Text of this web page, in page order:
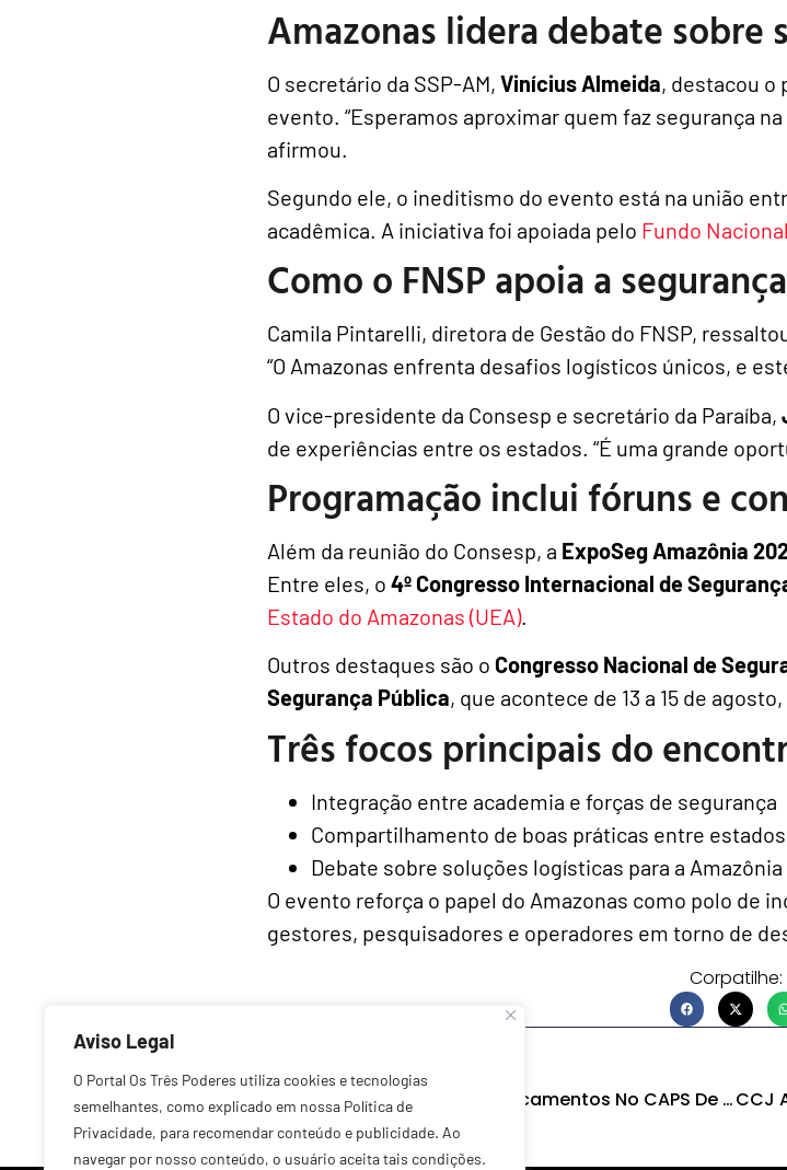
Aviso Legal
O Portal Os Três Poderes utiliza cookies e tecnologias
semelhantes, como explicado em nossa Política de
Privacidade, para recomendar conteúdo e publicidade. Ao
navegar por nosso conteúdo, o usuário aceita tais condições.
Amazonas lidera debate sobre
O secretário da SSP-AM, Vinícius Almeida, destacou o
evento. “Esperamos aproximar quem faz segurança
afirmou.
Segundo ele, o ineditismo do evento está na união
acadêmica. A iniciativa foi apoiada pelo Fundo
Como o FNSP apoia a
Camila Pintarelli, diretora de Gestão do FNSP,
“O Amazonas enfrenta desafios logísticos únicos, e
O vice-presidente da Consesp e secretário da Paraíba,
de experiências entre os estados. “É uma grande
Programação inclui fóruns e
Além da reunião do Consesp, a ExpoSeg Amazônia
Entre eles, o 4º Congresso Internacional de
Estado do Amazonas (UEA).
Outros destaques são o Congresso Nacional de
Segurança Pública, que acontece de 13 a 15 de
Três focos principais do
Integração entre academia e forças de segurança
Compartilhamento de boas práticas entre estados
Debate sobre soluções logísticas para a Amazônia
O evento reforça o papel do Amazonas como polo de
gestores, pesquisadores e operadores em torno de
Corpatilhe:
Anterior
MP Investiga Falta De Medicamentos No CAPS De Humaitá